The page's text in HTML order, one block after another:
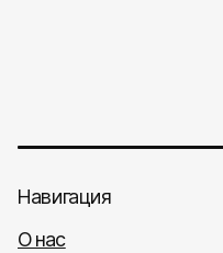
Навигация
О нас